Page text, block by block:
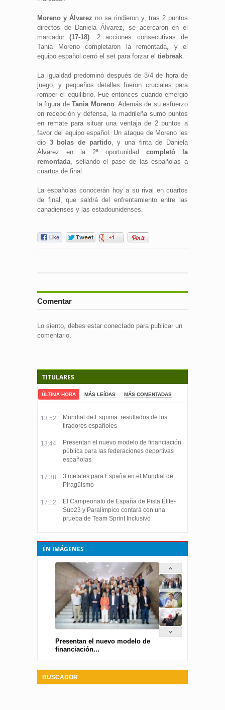
Moreno y Álvarez no se rindieron y, tras 2 puntos
directos de Daniela Álvarez, se acercaron en el
marcador(17-18) . 2 acciones consecutivas de
Tania Moreno completaron la remontada, y el
equipo español cerró el set para forzar el tiebreak
La igualdad predominó después de 3/4 de hora de
juego, y pequeños detalles fueron cruciales para
romper el equilibrio. Fue entonces cuando emergió
la figura deTania Moreno. Además de su esfuerzo
en recepción y defensa, la madrileña sumó puntos
en remate para situar una ventaja de 2 puntos a
favor del equipo español. Un ataque de Moreno les
dio 3 bolas de partido, y una finta de Daniela
Álvarez en la 2ª oportunidad completó la
remontada , sellando el pase de las españolas a
cuartos de final.
La españolas conocerán hoy a su rival en cuartos
de final, que saldrá del enfrentamiento entre las
canadienses y las estadounidenses.
Comentar
Lo siento, debes estar conectado para publicar un
comentario.
TITULARES
ÚLTIMA HORA MÁS LEÍDAS MÁS COMENTADAS
13:52
Mundial de Esgrima: resultados de los
tiradores españoles
13:44
Presentan el nuevo modelo de financiación
pública para las federaciones deportivas
españolas
17:38
3 metales para España en el Mundial de
Piragüismo
17:12
El Campeonato de España de Pista Élite-
Sub23 y Paralímpico contará con una
prueba de Team Sprint Inclusivo
EN IMÁGENES
Presentan el nuevo modelo de
financiación...
BUSCADOR